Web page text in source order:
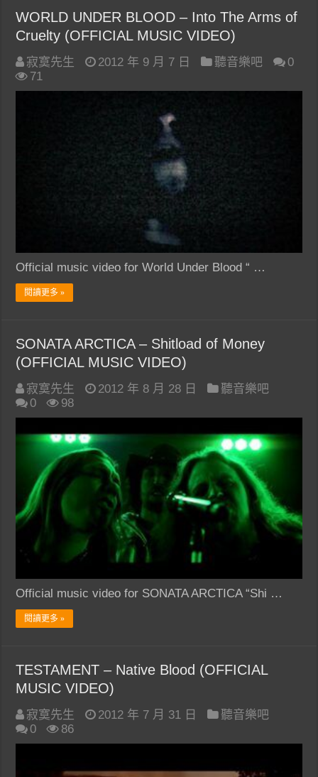
WORLD UNDER BLOOD – Into The Arms of
Cruelty (OFFICIAL MUSIC VIDEO)
寂寞先生 2012 年 9 月 7 日 聽音樂吧
0
71
Official music video for World Under Blood “ …
閱讀更多 »
SONATA ARCTICA – Shitload of Money
(OFFICIAL MUSIC VIDEO)
寂寞先生 2012 年 8 月 28 日
聽音樂吧
0
98
Official music video for SONATA ARCTICA “Shi …
閱讀更多 »
TESTAMENT – Native Blood (OFFICIAL
MUSIC VIDEO)
寂寞先生 2012 年 7 月 31 日
聽音樂吧
0
86